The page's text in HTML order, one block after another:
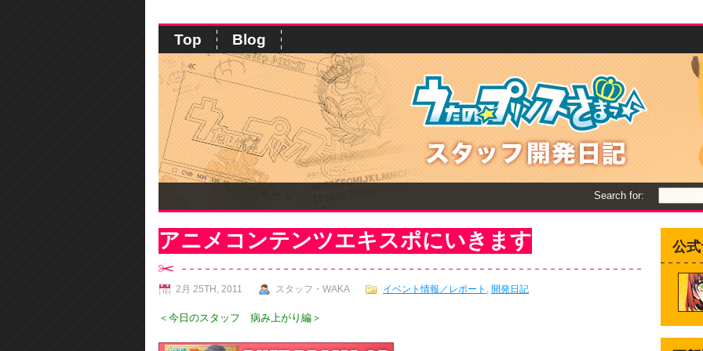
Top Blog
Search for:
アニメコンテンツエキスポにいきます
2月 25TH, 2011 スタッフ・WAKA イベント情報／レポート , 開発日記
＜今日のスタッフ 病み上がり編＞
公